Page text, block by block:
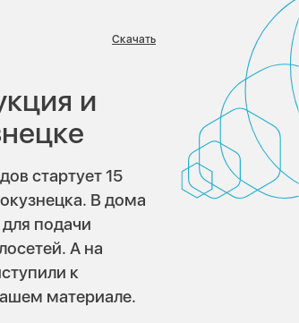
Скачать
и
стартует 15
В дома
подачи
А на
к
материале.